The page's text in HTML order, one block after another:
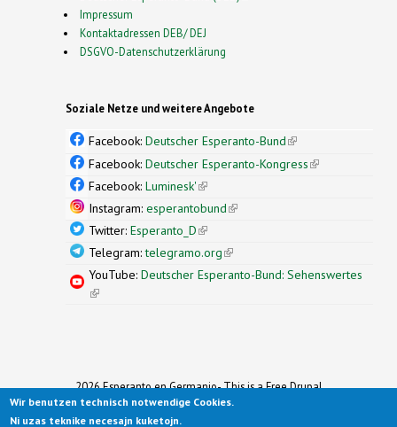
Impressum
Kontaktadressen DEB/ DEJ
DSGVO-Datenschutzerklärung
Soziale Netze und weitere Angebote
Facebook: Deutscher Esperanto-Bund(link is
external)
Facebook: Deutscher Esperanto-Kongress(link is
Facebook: Luminesk'(link is external)
Instagram: esperantobund(link is external)
Twitter: Esperanto_D(link is external)
Telegram:telegramo.org(link is external)
YouTube: Deutscher Esperanto-Bund: Sehenswertes
(link is external)
2026 Esperanto en Germanio- This is a Free Drupal
Theme
Ported to Drupal for the Open Source Community by
Wir benutzen technisch notwendige Cookies.
Ni uzas teknike necesajn kuketojn.